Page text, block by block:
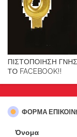
ΠΙΣΤΟΠΟΙΗΣΗ
ΤΟ FACEBOOK!!
ΦΌΡΜΑ
Όνομα